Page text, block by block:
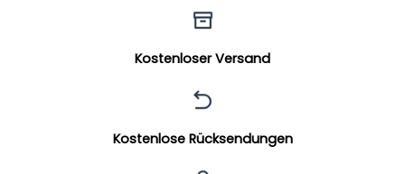
Kostenloser Versand
Kostenlose Rücksendungen